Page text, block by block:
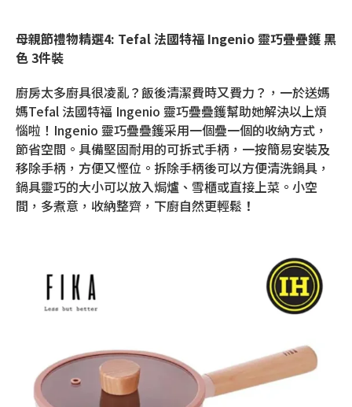
母親節禮物精選4: Tefal法國特福 Ingenio 靈巧疊疊鑊黑
色3件裝
廚房太多廚具很凌亂？飯後清潔費時又費力？，一於送媽
媽Tefal 法國特福 Ingenio 靈巧疊疊鑊幫助她解決以上煩
惱啦！Ingenio 靈巧疊疊鑊采用一個疊一個的收納方式，
節省空間。具備堅固耐用的可拆式手柄，一按簡易安裝及
移除手柄，方便又慳位。拆除手柄後可以方便清洗鍋具，
鍋具靈巧的大小可以放入焗爐、雪櫃或直接上菜。小空
間，多煮意，收納整齊，下廚自然更輕鬆 ！